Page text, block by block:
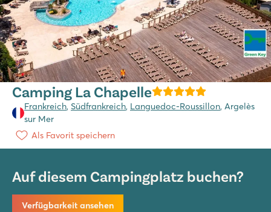
Camping La Chapelle
Frankreich, Südfrankreich, Languedoc-Roussillon, Argelès
sur Mer
Als Favorit speichern
Auf diesem Campingplatz buchen?
Verfügbarkeit ansehen